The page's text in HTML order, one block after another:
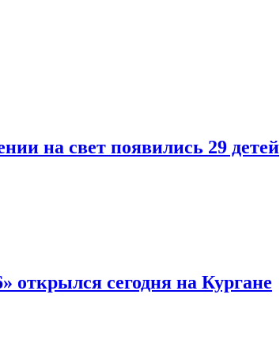
на свет появились 29 детей
открылся сегодня на Кургане